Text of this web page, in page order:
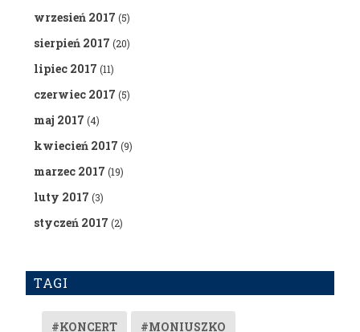
wrzesień 2017 (5)
sierpień 2017 (20)
lipiec 2017 (11)
czerwiec 2017 (5)
maj 2017 (4)
kwiecień 2017 (9)
marzec 2017 (19)
luty 2017 (3)
styczeń 2017 (2)
TAGI
#KONCERT #MONIUSZKO